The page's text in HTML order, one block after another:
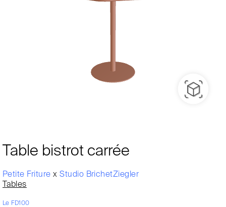
Table bistrot carrée
Petite FriturexStudio BrichetZiegler
Tables
Le FD100